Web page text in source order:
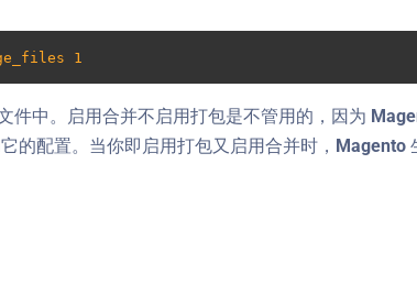
1
中。启用合并不启用打包是不管用的，因为
的配置。当你即启用打包又启用合并时，Magento